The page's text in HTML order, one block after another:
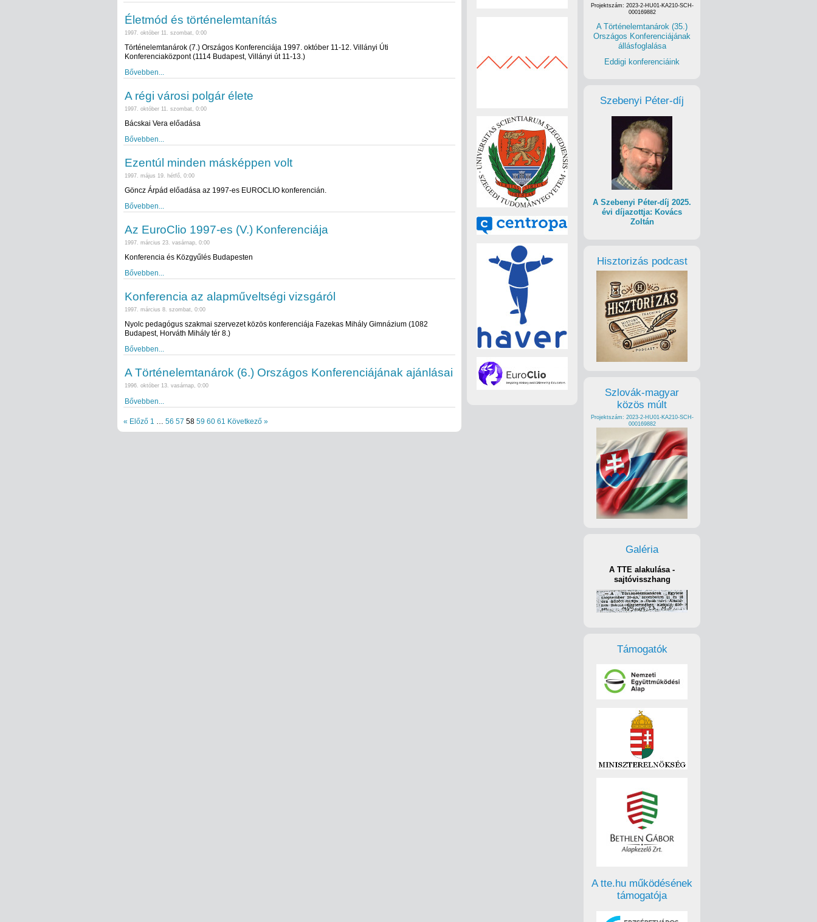
Életmód és történelemtanítás
1997. október 11. szombat, 0:00
Történelemtanárok (7.) Országos Konferenciája 1997. október 11-12. Villányi Úti
Konferenciaközpont (1114 Budapest, Villányi út 11-13.)
Bővebben...
A régi városi polgár élete
1997. október 11. szombat, 0:00
Bácskai Vera előadása
Bővebben...
Ezentúl minden másképpen volt
1997. május 19. hétfő, 0:00
Göncz Árpád előadása az 1997-es EUROCLIO konferencián.
Bővebben...
Az EuroClio 1997-es (V.) Konferenciája
1997. március 23. vasárnap, 0:00
Konferencia és Közgyűlés Budapesten
Bővebben...
Konferencia az alapműveltségi vizsgáról
1997. március 8. szombat, 0:00
Nyolc pedagógus szakmai szervezet közös konferenciája Fazekas Mihály Gimnázium (1082
Budapest, Horváth Mihály tér 8.)
Bővebben...
A Történelemtanárok (6.) Országos Konferenciájának ajánlásai
1996. október 13. vasárnap, 0:00
Bővebben...
« Előző 1 56 57 58 59 60 61 Következő »
Projektszám: 2023-2-HU01-KA210-SCH-
000169882
A Történelemtanárok (35.)
Országos Konferenciájának
állásfoglalása
Eddigi konferenciáink
Szebenyi Péter-díj
A Szebenyi Péter-díj 2025.
évi díjazottja: Kovács
Zoltán
Hisztorizás podcast
Szlovák-magyar
közös múlt
Projektszám: 2023-2-HU01-KA210-SCH-
000169882
Galéria
A TTE alakulása -
sajtóvisszhang
Támogatók
A tte.hu működésének
támogatója